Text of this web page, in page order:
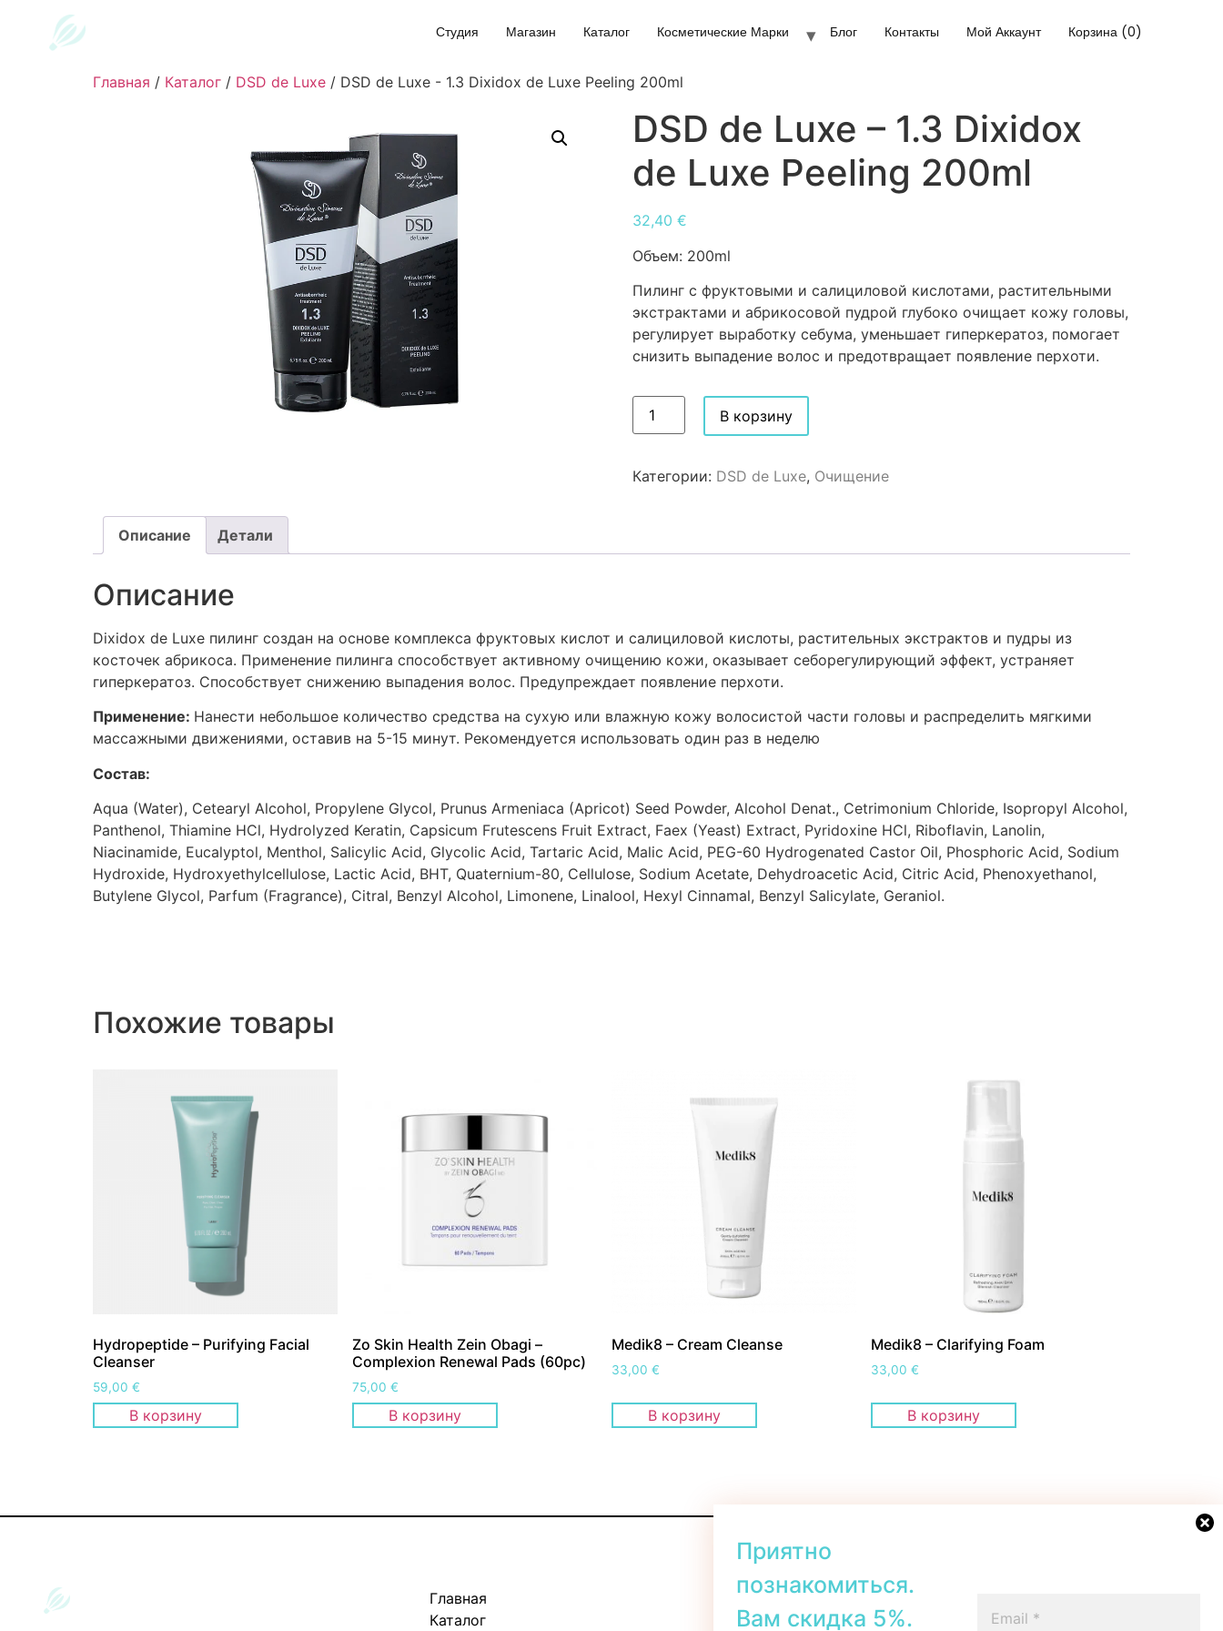
Студия Магазин Каталог Косметические Марки Блог Контакты Мой Аккаунт Корзина (0)
Главная / Каталог / DSD de Luxe / DSD de Luxe - 1.3 Dixidox de Luxe Peeling 200ml
DSD de Luxe – 1.3 Dixidox
de Luxe Peeling 200ml
32,40 €
Объем: 200ml
Пилинг с фруктовыми и салициловой кислотами, растительными
экстрактами и абрикосовой пудрой глубоко очищает кожу головы,
регулирует выработку себума, уменьшает гиперкератоз, помогает
снизить выпадение волос и предотвращает появление перхоти.
В корзину
Категории: DSD de Luxe, Очищение
Описание Детали
Описание
Dixidox de Luxe пилинг создан на основе комплекса фруктовых кислот и салициловой кислоты, растительных экстрактов и пудры из
косточек абрикоса. Применение пилинга способствует активному очищению кожи, оказывает себорегулирующий эффект, устраняет
гиперкератоз. Способствует снижению выпадения волос. Предупреждает появление перхоти.
Применение: Нанести небольшое количество средства на сухую или влажную кожу волосистой части головы и распределить мягкими
массажными движениями, оставив на 5-15 минут. Рекомендуется использовать один раз в неделю
Состав:
Aqua (Water), Cetearyl Alcohol, Propylene Glycol, Prunus Armeniaca (Apricot) Seed Powder, Alcohol Denat., Cetrimonium Chloride, Isopropyl Alcohol,
Panthenol, Thiamine HCl, Hydrolyzed Keratin, Capsicum Frutescens Fruit Extract, Faex (Yeast) Extract, Pyridoxine HCl, Riboflavin, Lanolin,
Niacinamide, Eucalyptol, Menthol, Salicylic Acid, Glycolic Acid, Tartaric Acid, Malic Acid, PEG-60 Hydrogenated Castor Oil, Phosphoric Acid, Sodium
Hydroxide, Hydroxyethylcellulose, Lactic Acid, BHT, Quaternium-80, Cellulose, Sodium Acetate, Dehydroacetic Acid, Citric Acid, Phenoxyethanol,
Butylene Glycol, Parfum (Fragrance), Citral, Benzyl Alcohol, Limonene, Linalool, Hexyl Cinnamal, Benzyl Salicylate, Geraniol.
Приятно
познакомиться.
Вам скидка 5%.
Похожие товары
Hydropeptide – Purifying Facial
Cleanser
59,00 €
В корзину
Zo Skin Health Zein Obagi –
Сomplexion Renewal Pads (60pc)
75,00 €
В корзину
Medik8 – Cream Cleanse
33,00 €
В корзину
Medik8 – Clarifying Foam
33,00 €
В корзину
Главная
Каталог
Kadaka tee 42b, Tallinn
Пн-Пт: 11:00–19:00